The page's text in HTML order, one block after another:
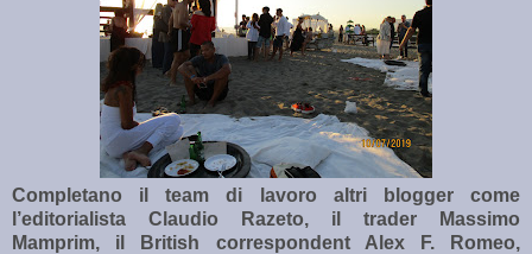
Completano il team di lavoro altri blogger come
l’editorialista Claudio Razeto, il trader Massimo
Mamprim, il British correspondent Alex F. Romeo,